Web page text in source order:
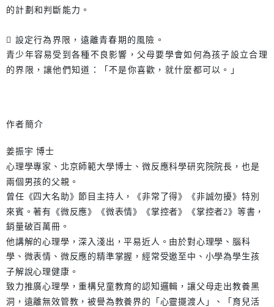
的計劃和判斷能力。
 設定行為界限，遠離青春期的風險。
青少年容易受到各種不良影響，父母要學會如何為孩子設立合理
的界限，讓他們知道：「不是你喜歡，就什麼都可以。」
作者簡介
姜振宇 博士
心理學專家、北京師範大學博士、微反應科學研究院院長，也是
兩個男孩的父親。
曾任《四大名助》節目主持人，《非常了得》《非誠勿擾》特別
來賓。著有《微反應》《微表情》《掌控者》《掌控者2》等書，
銷量破百萬冊。
他講解的心理學，深入淺出，平易近人。由於對心理學、腦科
學、微表情、微反應的精準掌握，經常受邀至中、小學為學生孩
子解說心理健康。
致力推廣心理學，重構兒童教育的認知邏輯，讓父母走出教養黑
洞，遠離無效管教，被譽為教養界的「心靈擺渡人」、「育兒活